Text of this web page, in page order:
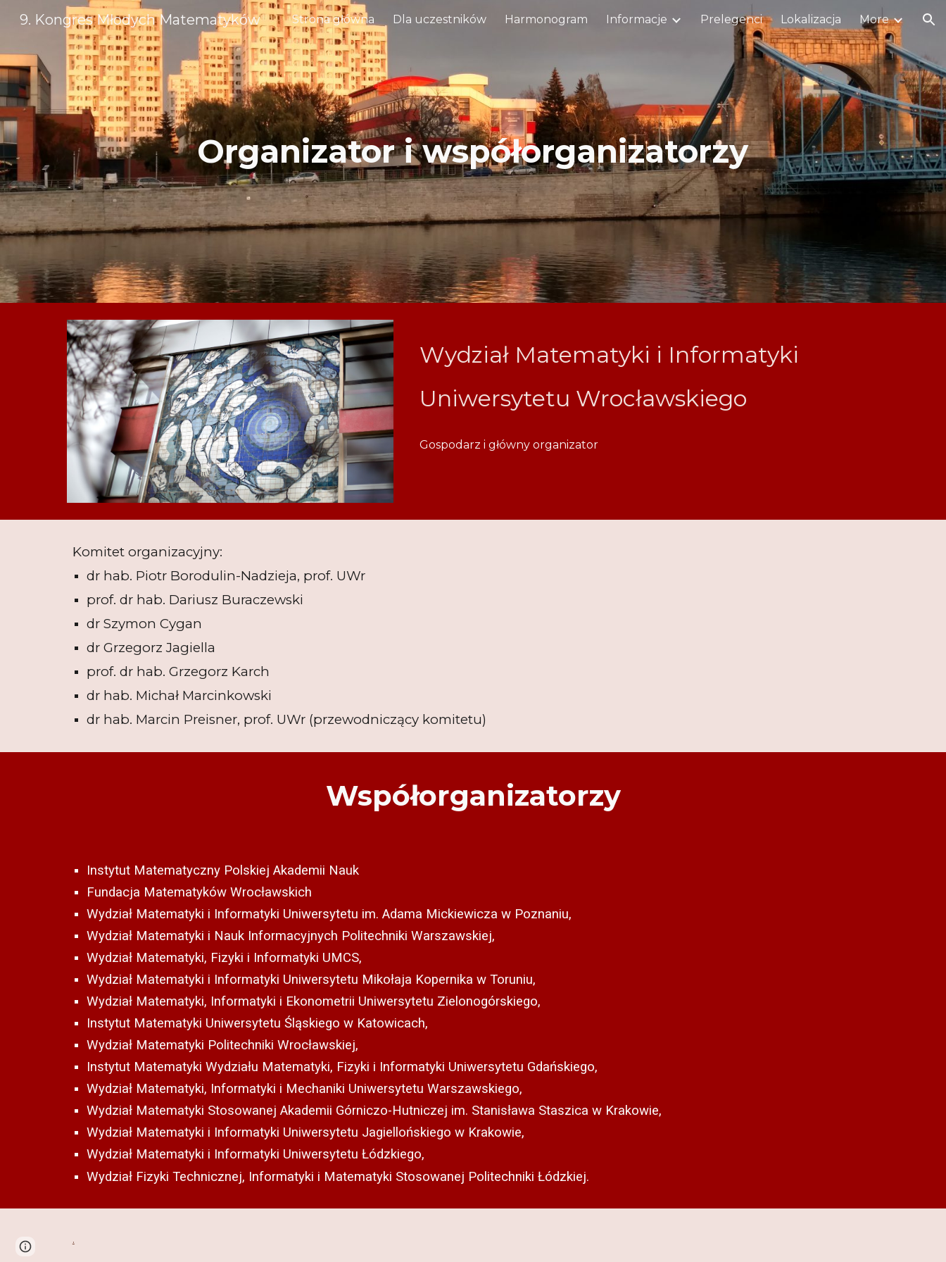
Skip to main content Skip to navigation
9. Kongres Młodych Matematyków Strona główna Dla uczestników Harmonogram Informacje Prelegenci Lokalizacja More
Organizator i współorganizatorzy
Wydział Matematyki i Informatyki
Uniwersytetu Wrocławskiego
Gospodarz i główny organizator
Komitet organizacyjny:
dr hab. Piotr Borodulin-Nadzieja, prof. UWr
prof. dr hab. Dariusz Buraczewski
dr Szymon Cygan
dr Grzegorz Jagiella
prof. dr hab. Grzegorz Karch
dr hab. Michał Marcinkowski
dr hab. Marcin Preisner, prof. UWr(przewodniczący komitetu)
Współorganizatorzy
Instytut Matematyczny Polskiej Akademii Nauk
Fundacja Matematyków Wrocławskich
Wydział Matematyki i Informatyki Uniwersytetu im. Adama Mickiewicza w Poznaniu,
Wydział Matematyki i Nauk Informacyjnych Politechniki Warszawskiej,
Wydział Matematyki, Fizyki i Informatyki UMCS,
Wydział Matematyki i Informatyki Uniwersytetu Mikołaja Kopernika w Toruniu,
Wydział Matematyki, Informatyki i Ekonometrii Uniwersytetu Zielonogórskiego,
Instytut Matematyki Uniwersytetu Śląskiego w Katowicach,
Wydział Matematyki Politechniki Wrocławskiej,
Instytut Matematyki Wydziału Matematyki, Fizyki i Informatyki Uniwersytetu Gdańskiego,
Wydział Matematyki, Informatyki i Mechaniki Uniwersytetu Warszawskiego,
Wydział Matematyki Stosowanej Akademii Górniczo-Hutniczej im. Stanisława Staszica w Krakowie,
Wydział Matematyki i Informatyki Uniwersytetu Jagiellońskiego w Krakowie,
Wydział Matematyki i Informatyki Uniwersytetu Łódzkiego,
Wydział Fizyki Technicznej, Informatyki i Matematyki Stosowanej Politechniki Łódzkiej.
.